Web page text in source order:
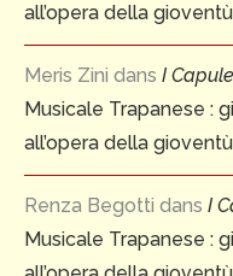
all’opera della
Meris Zini dans I
Musicale Trapanese :
all’opera della
Renza Begotti dans I
Musicale Trapanese :